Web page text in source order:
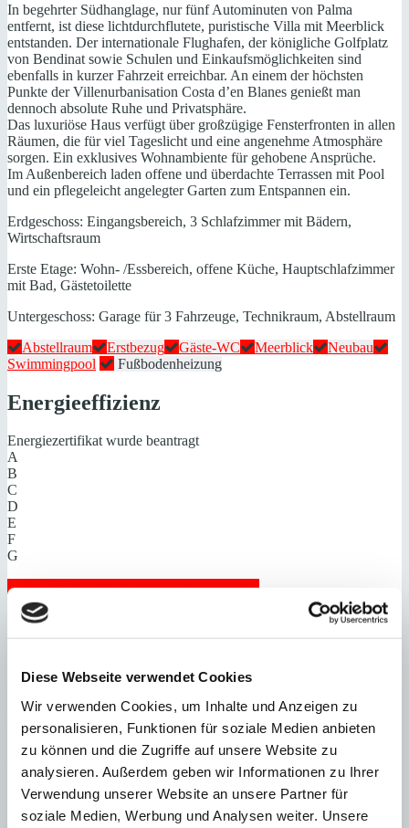
Diese Webseite verwendet Cookies
Wir verwenden Cookies, um Inhalte und Anzeigen zu
personalisieren, Funktionen für soziale Medien anbieten
zu können und die Zugriffe auf unsere Website zu
analysieren. Außerdem geben wir Informationen zu Ihrer
Verwendung unserer Website an unsere Partner für
soziale Medien, Werbung und Analysen weiter. Unsere
In begehrter Südhanglage, nur fünf Autominuten von Palma
entfernt, ist diese lichtdurchflutete, puristische Villa mit Meerblick
entstanden. Der internationale Flughafen, der königliche Golfplatz
von Bendinat sowie Schulen und Einkaufsmöglichkeiten sind
ebenfalls in kurzer Fahrzeit erreichbar. An einem der höchsten
Punkte der Villenurbanisation Costa d’en Blanes genießt man
dennoch absolute Ruhe und Privatsphäre.
Das luxuriöse Haus verfügt über großzügige Fensterfronten in allen
Räumen, die für viel Tageslicht und eine angenehme Atmosphäre
sorgen. Ein exklusives Wohnambiente für gehobene Ansprüche.
Im Außenbereich laden offene und überdachte Terrassen mit Pool
und ein pflegeleicht angelegter Garten zum Entspannen ein.
Erdgeschoss: Eingangsbereich, 3 Schlafzimmer mit Bädern,
Wirtschaftsraum
Erste Etage: Wohn- /Essbereich, offene Küche, Hauptschlafzimmer
mit Bad, Gästetoilette
Untergeschoss: Garage für 3 Fahrzeuge, Technikraum, Abstellraum
Abstellraum
Erstbezug Gäste-WC Meerblick
Neubau
Swimmingpool
Fußbodenheizung
Energieeffizienz
Energiezertifikat wurde beantragt
A
B
C
D
E
F
G
Steuern beim Immobilienkauf auf Mallorca!
Zuständiges Büro
0034971695255
Haftungs- und Courtageklausel
Alle Angaben basieren auf Informationen und Daten, die uns vom
Verkäufer/Auftraggeber zur Verfügung gestellt wurden. Minkner &
Partner übernimmt keinerlei Garantie für Vollständigkeit, Richtigkeit
und Aktualität der Angaben und Legalität der Immobilie. Die
angegebenen Preise enthalten nicht die vom Käufer zu tragenden